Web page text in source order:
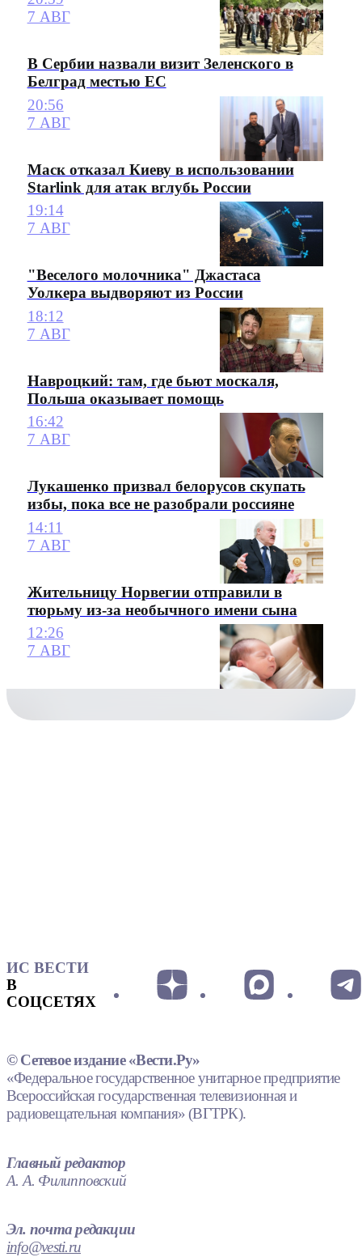
7 АВГ
В Сербии назвали визит Зеленского в
Белград местью ЕС
20:56
7 АВГ
Маск отказал Киеву в использовании
Starlink для атак вглубь России
19:14
7 АВГ
"Веселого молочника" Джастаса
Уолкера выдворяют из России
18:12
7 АВГ
Навроцкий: там, где бьют москаля,
Польша оказывает помощь
16:42
7 АВГ
Лукашенко призвал белорусов скупать
избы, пока все не разобрали россияне
14:11
7 АВГ
Жительницу Норвегии отправили в
тюрьму из-за необычного имени сына
12:26
7 АВГ
ИС ВЕСТИ
В
СОЦСЕТЯХ
© Сетевое издание «Вести.Ру»
«Федеральное государственное унитарное предприятие
Всероссийская государственная телевизионная и
радиовещательная компания» (ВГТРК).
Главный редактор
А. А. Филипповский
Эл. почта редакции
info@vesti.ru